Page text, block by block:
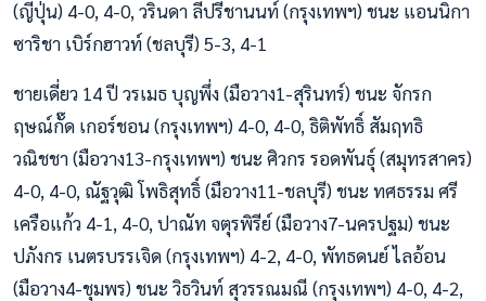
(ญี่ปุ่น) 4-0, 4-0, วรินดา ลีปรีชานนท์ (กรุงเทพฯ) ชนะ แอนนิกา
ซาริชา เบิร์กฮาวท์ (ชลบุรี) 5-3, 4-1
ชายเดี่ยว 14 ปี วรเมธ บุญพึ่ง (มือวาง1-สุรินทร์) ชนะ จักรก
ฤษณ์กั๊ด เกอร์ชอน (กรุงเทพฯ) 4-0, 4-0, ธิติพัทธิ์ สัมฤทธิ
วณิชชา (มือวาง13-กรุงเทพฯ) ชนะ ศิวกร รอดพันธุ์ (สมุทรสาคร)
4-0, 4-0, ณัฐวุฒิ โพธิสุทธิ์ (มือวาง11-ชลบุรี) ชนะ ทศธรรม ศรี
เครือแก้ว 4-1, 4-0, ปาณัท จตุรพิรีย์ (มือวาง7-นครปฐม) ชนะ
ปภังกร เนตรบรรเจิด (กรุงเทพฯ) 4-2, 4-0, พัทธดนย์ ไลอ้อน
(มือวาง4-ชุมพร) ชนะ วิธวินท์ สุวรรณมณี (กรุงเทพฯ) 4-0, 4-2,